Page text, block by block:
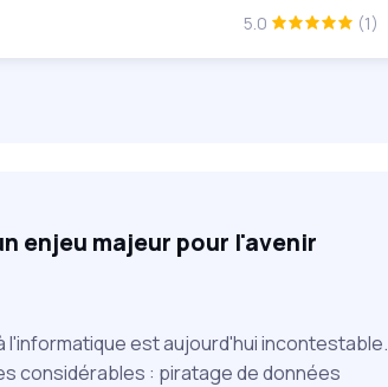
5.0 (1)
enjeu majeur pour l'avenir
l'informatique est aujourd'hui incontestable.
considérables : piratage de données